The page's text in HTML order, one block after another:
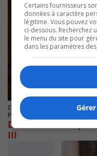
GREENFIELD PARK
Publié le 2 août 2025 à 08h08
Dre Pachero reçoit
III
Certains fournisseurs
données à caractère
légitime. Vous pouvez
ci-dessous. Recherchez
le menu du site pour
dans les paramètres